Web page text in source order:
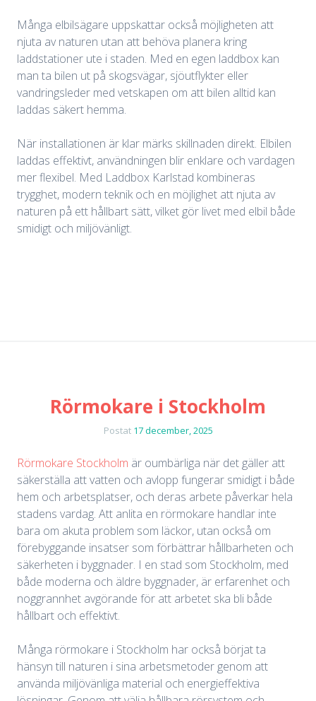
Många elbilsägare uppskattar också möjligheten att
njuta av naturen utan att behöva planera kring
laddstationer ute i staden. Med en egen laddbox kan
man ta bilen ut på skogsvägar, sjöutflykter eller
vandringsleder med vetskapen om att bilen alltid kan
laddas säkert hemma.
När installationen är klar märks skillnaden direkt. Elbilen
laddas effektivt, användningen blir enklare och vardagen
mer flexibel. Med Laddbox Karlstad kombineras
trygghet, modern teknik och en möjlighet att njuta av
naturen på ett hållbart sätt, vilket gör livet med elbil både
smidigt och miljövänligt.
Rörmokare i Stockholm
Postat 17 december, 2025
Rörmokare Stockholm är oumbärliga när det gäller att
säkerställa att vatten och avlopp fungerar smidigt i både
hem och arbetsplatser, och deras arbete påverkar hela
stadens vardag. Att anlita en rörmokare handlar inte
bara om akuta problem som läckor, utan också om
förebyggande insatser som förbättrar hållbarheten och
säkerheten i byggnader. I en stad som Stockholm, med
både moderna och äldre byggnader, är erfarenhet och
noggrannhet avgörande för att arbetet ska bli både
hållbart och effektivt.
Många rörmokare i Stockholm har också börjat ta
hänsyn till naturen i sina arbetsmetoder genom att
använda miljövänliga material och energieffektiva